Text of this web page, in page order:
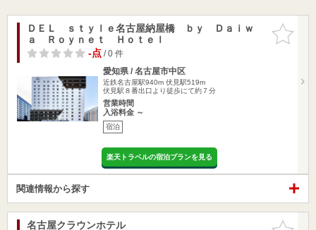
お気に入
りに追加
ＤＥＬ ｓｔｙｌｅ名古屋納屋橋 ｂｙ Ｄａｉｗ
ａ Ｒｏｙｎｅｔ Ｈｏｔｅｌ
-点/ 0 件
愛知県 / 名古屋市中区
近鉄名古屋駅940m 伏見駅519m
伏見駅８番出口より徒歩にて約７分
営業時間
入浴料金 ～
宿泊
楽天トラベルの宿泊プランを見る
関連情報から探す
お気に入
名古屋クラウンホテル